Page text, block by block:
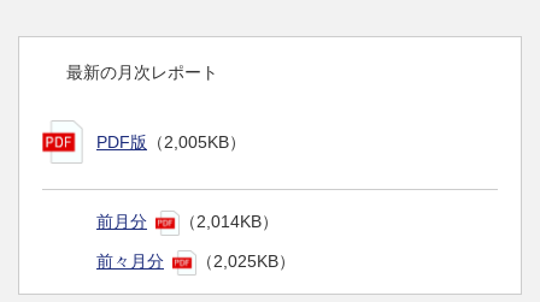
最新の月次レポート
PDF版 （2,005KB）
前月分 （2,014KB）
前々月分 （2,025KB）